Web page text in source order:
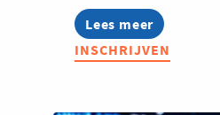
Lees meer
about
Opleiding:
Werken
INSCHRIJVEN